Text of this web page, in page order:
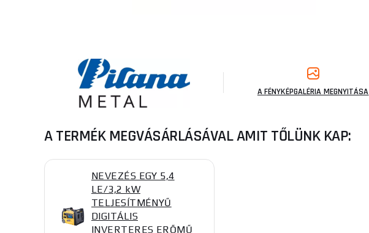
A FÉNYKÉPGALÉRIA MEGNYITÁSA
A TERMÉK MEGVÁSÁRLÁSÁVAL AMIT TŐLÜNK KAP:
NEVEZÉS EGY 5,4
LE/3,2 kW
TELJESÍTMÉNYŰ
DIGITÁLIS
INVERTERES ERŐMŰ